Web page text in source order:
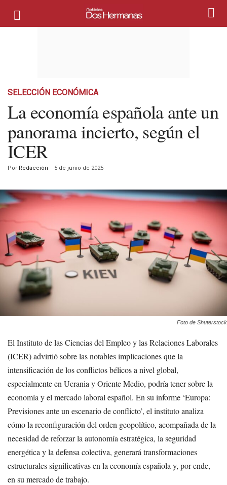
SELECCIÓN ECONÓMICA
La economía española ante un
panorama incierto, según el
ICER
Por Redacción - 5 de junio de 2025
Foto de Shuterstock
El Instituto de las Ciencias del Empleo y las Relaciones Laborales
(ICER) advirtió sobre las notables implicaciones que la
intensificación de los conflictos bélicos a nivel global,
especialmente en Ucrania y Oriente Medio, podría tener sobre la
economía y el mercado laboral español. En su informe ‘Europa:
Previsiones ante un escenario de conflicto’, el instituto analiza
cómo la reconfiguración del orden geopolítico, acompañada de la
necesidad de reforzar la autonomía estratégica, la seguridad
energética y la defensa colectiva, generará transformaciones
estructurales significativas en la economía española y, por ende,
en su mercado de trabajo.